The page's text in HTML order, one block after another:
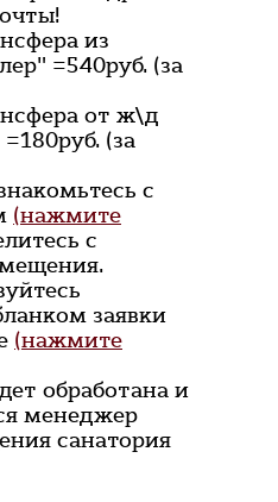
из
=540руб. (за
от ж\д
(за
с
(нажмите
с
заявки
(нажмите
обработана и
менеджер
санатория